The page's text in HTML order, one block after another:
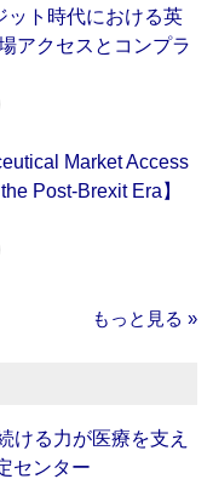
ット時代における英
アクセスとコンプラ
Market Access
Post-Brexit Era】
もっと見る »
ける力が医療を支え
センター